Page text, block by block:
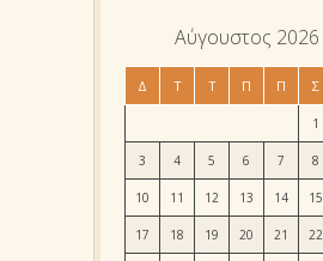
Αύγουστος 2026
Δ Τ Τ Π Π Σ
1
3 4 5 6 7 8
10 11 12 13 14 15
17 18 19 20 21 22